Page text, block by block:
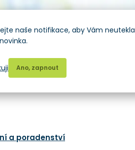
a poradenství
naše notifikace, aby Vám neutekla
Ano, zapnout